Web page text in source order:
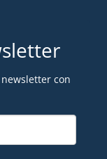
con